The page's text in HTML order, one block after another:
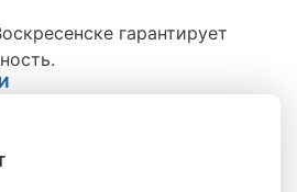
гарантирует